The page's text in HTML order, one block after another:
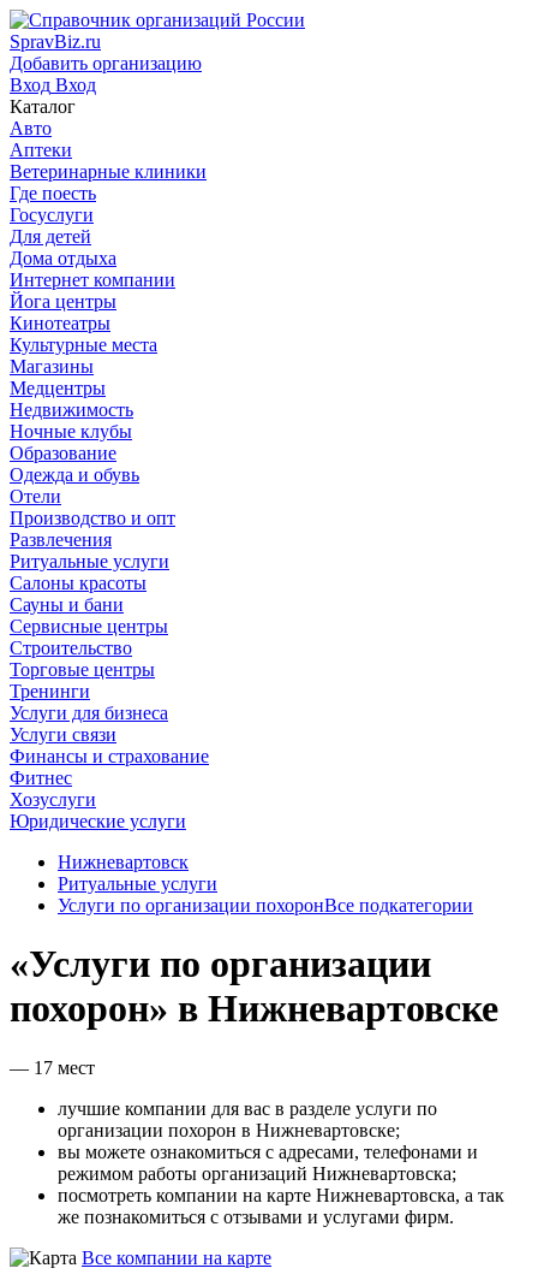
SpravBiz.ru
Добавить организацию
Вход Вход
Каталог
Авто
Аптеки
Ветеринарные клиники
Где поесть
Госуслуги
Для детей
Дома отдыха
Интернет компании
Йога центры
Кинотеатры
Культурные места
Магазины
Медцентры
Недвижимость
Ночные клубы
Образование
Одежда и обувь
Отели
Производство и опт
Развлечения
Ритуальные услуги
Салоны красоты
Сауны и бани
Сервисные центры
Строительство
Торговые центры
Тренинги
Услуги для бизнеса
Услуги связи
Финансы и страхование
Фитнес
Хозуслуги
Юридические услуги
Нижневартовск
Ритуальные услуги
Услуги по организации похоронВсе подкатегории
«Услуги по организации
похорон» в Нижневартовске
— 17 мест
лучшие компании для вас в разделе услуги по
организации похорон в Нижневартовске;
вы можете ознакомиться с адресами, телефонами и
режимом работы организаций Нижневартовска;
посмотреть компании на карте Нижневартовска, а так
же познакомиться с отзывами и услугами фирм.
Все компании на карте